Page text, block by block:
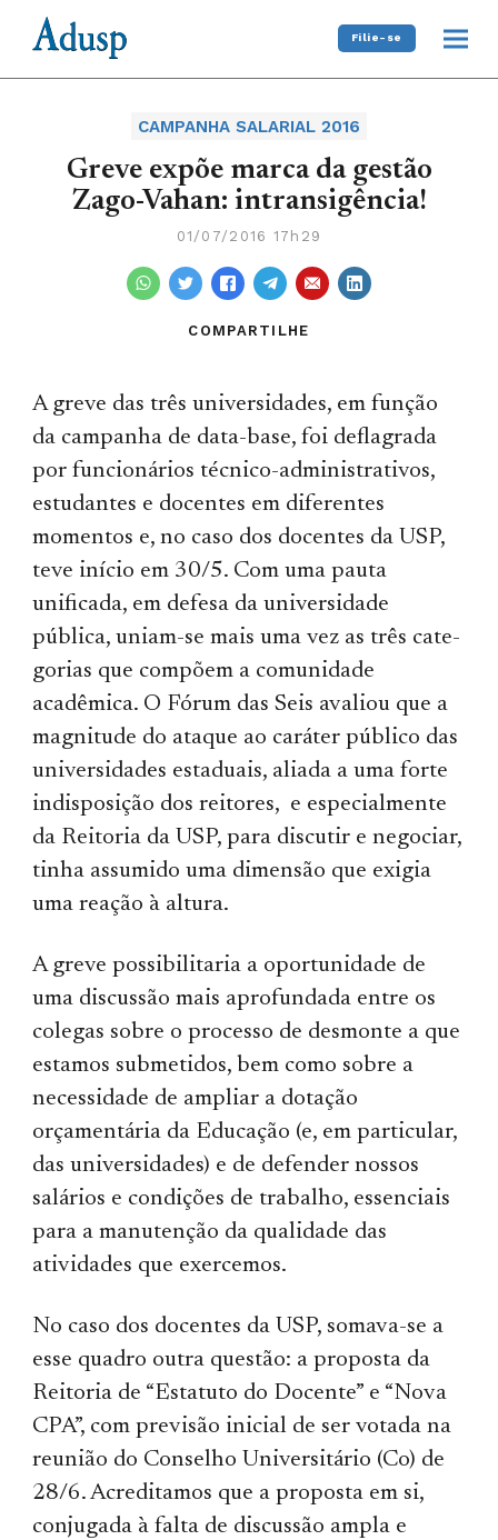
Filie-se
CAMPANHA SALARIAL 2016
Greve expõe marca da gestão
Zago-Vahan: intransigência!
01/07/2016 17h29
COMPARTILHE
A greve das três universidades, em função
da campanha de data-base, foi deflagrada
por funcionários técnico-administrativos,
estudantes e docentes em diferentes
momentos e, no caso dos docentes da USP,
teve início em 30/5. Com uma pauta
unificada, em defesa da universidade
pública, uniam-se mais uma vez as três cate­
go­rias que compõem a comuni­dade
acadêmica. O Fórum das Seis avaliou que a
magnitude do ataque ao caráter público das
universidades estaduais, aliada a uma forte
indisposição dos reitores, e especialmente
da Reitoria da USP, para discutir e negociar,
tinha assumido uma dimensão que exigia
uma reação à altura.
A greve possibilitaria a oportunidade de
uma discussão mais aprofundada entre os
colegas sobre o processo de desmonte a que
estamos submetidos, bem como sobre a
necessidade de ampliar a dotação
orçamentária da Educação (e, em particular,
das universidades) e de defender nossos
salários e condições de trabalho, essenciais
para a manutenção da qualidade das
atividades que exercemos.
No caso dos docentes da USP, somava-se a
esse quadro outra questão: a proposta da
Reitoria de “Estatuto do Docente” e “Nova
CPA”, com previsão inicial de ser votada na
reunião do Conselho Universitário (Co) de
28/6. Acreditamos que a proposta em si,
conjugada à falta de discussão ampla e